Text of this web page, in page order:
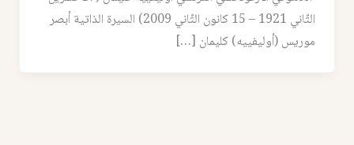
الثّاني 1921 – 15 كانون الثّاني 2009) السيرة الذاتية أبصر
موريس (أوليفييه) كليمان […]